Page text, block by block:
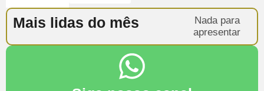
Mais lidas do mês
Nada para
apresentar